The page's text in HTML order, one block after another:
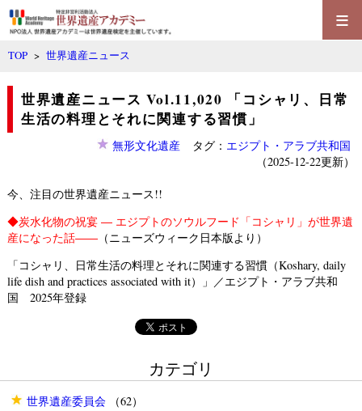
≡
TOP >世界遺産ニュース
世界遺産ニュース Vol.11,020 「コシャリ、日常
生活の料理とそれに関連する習慣」
無形文化遺産タグ： エジプト・アラブ共和国
（2025-12-22更新）
今、注目の世界遺産ニュース!!
◆炭水化物の祝宴 ― エジプトのソウルフード「コシャリ」が世界遺
産になった話――（ニューズウィーク日本版より）
「コシャリ、日常生活の料理とそれに関連する習慣（Koshary, daily
life dish and practices associated with it）」／エジプト・アラブ共和
国 2025年登録
カテゴリ
世界遺産委員会（62）